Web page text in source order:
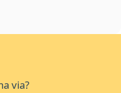
via?